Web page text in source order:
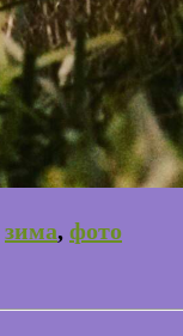
зима, фото